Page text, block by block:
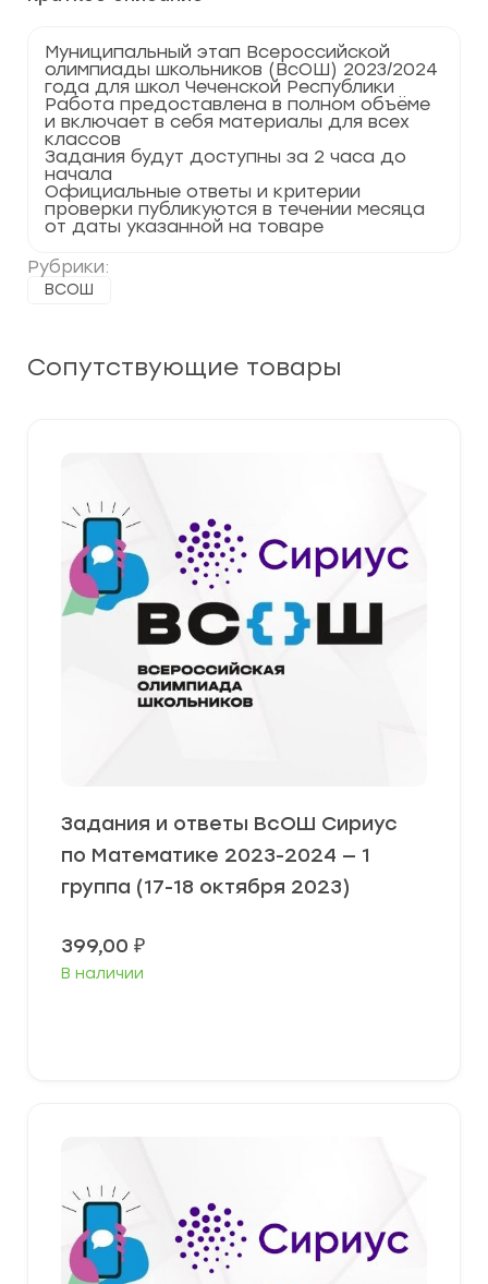
Муниципальный этап Всероссийской
олимпиады школьников (ВсОШ) 2023/2024
года для школ Чеченской Республики
Работа предоставлена в полном объёме
и включает в себя материалы для всех
классов
Задания будут доступны за 2 часа до
начала
Официальные ответы и критерии
проверки публикуются в течении месяца
от даты указанной на товаре
Рубрики:
ВСОШ
2023-
2024
г.
Чеченская
Республика
95
регион
Сопутствующие товары
Задания и ответы ВсОШ Сириус
по Математике 2023-2024 — 1
группа (17-18 октября 2023)
399,00 ₽
В наличии